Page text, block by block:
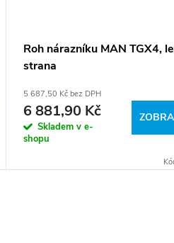
Roh nárazníku MAN TGX4,
strana
5 687,50 Kč bez DPH
6 881,90 Kč
Skladem v e-
shopu